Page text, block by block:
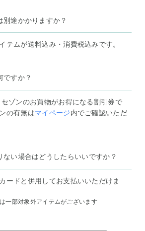
別途かかりますか？
テムが送料込み・消費税込みです。
ですか？
セゾンのお買物がお得になる割引券で
の有無はマイページ内でご確認いただ
ない場合はどうしたらいいですか？
ードと併用してお支払いいただけま
一部対象外アイテムがございます